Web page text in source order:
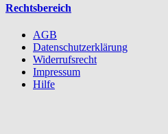
Rechtsbereich
AGB
Datenschutzerklärung
Widerrufsrecht
Impressum
Hilfe